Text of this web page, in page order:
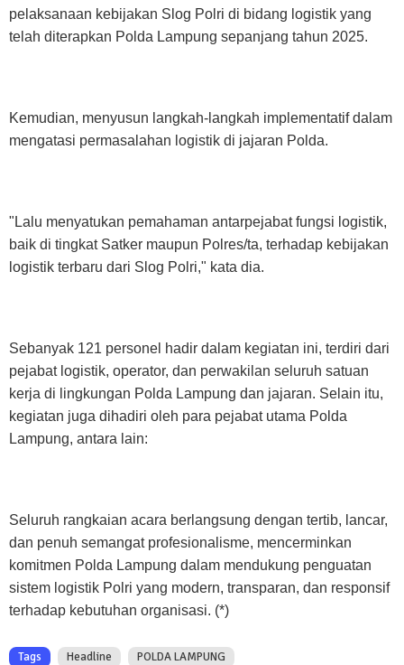
pelaksanaan kebijakan Slog Polri di bidang logistik yang
telah diterapkan Polda Lampung sepanjang tahun 2025.
Kemudian, menyusun langkah-langkah implementatif dalam
mengatasi permasalahan logistik di jajaran Polda.
"Lalu menyatukan pemahaman antarpejabat fungsi logistik,
baik di tingkat Satker maupun Polres/ta, terhadap kebijakan
logistik terbaru dari Slog Polri," kata dia.
Sebanyak 121 personel hadir dalam kegiatan ini, terdiri dari
pejabat logistik, operator, dan perwakilan seluruh satuan
kerja di lingkungan Polda Lampung dan jajaran. Selain itu,
kegiatan juga dihadiri oleh para pejabat utama Polda
Lampung, antara lain:
Seluruh rangkaian acara berlangsung dengan tertib, lancar,
dan penuh semangat profesionalisme, mencerminkan
komitmen Polda Lampung dalam mendukung penguatan
sistem logistik Polri yang modern, transparan, dan responsif
terhadap kebutuhan organisasi. (*)
Tags Headline POLDA LAMPUNG